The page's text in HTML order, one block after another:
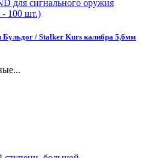
/ Stalker Kurs калибра 5,6мм